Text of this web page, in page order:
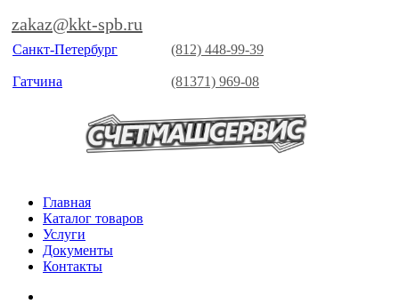
zakaz@kkt-spb.ru
Санкт-Петербург (812) 448-99-39
Гатчина (81371) 969-08
Главная
Каталог товаров
Услуги
Документы
Контакты